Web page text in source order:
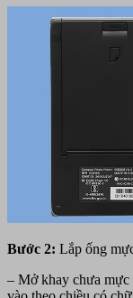
Bước 2: Lắp ống
– Mở khay chưa mực